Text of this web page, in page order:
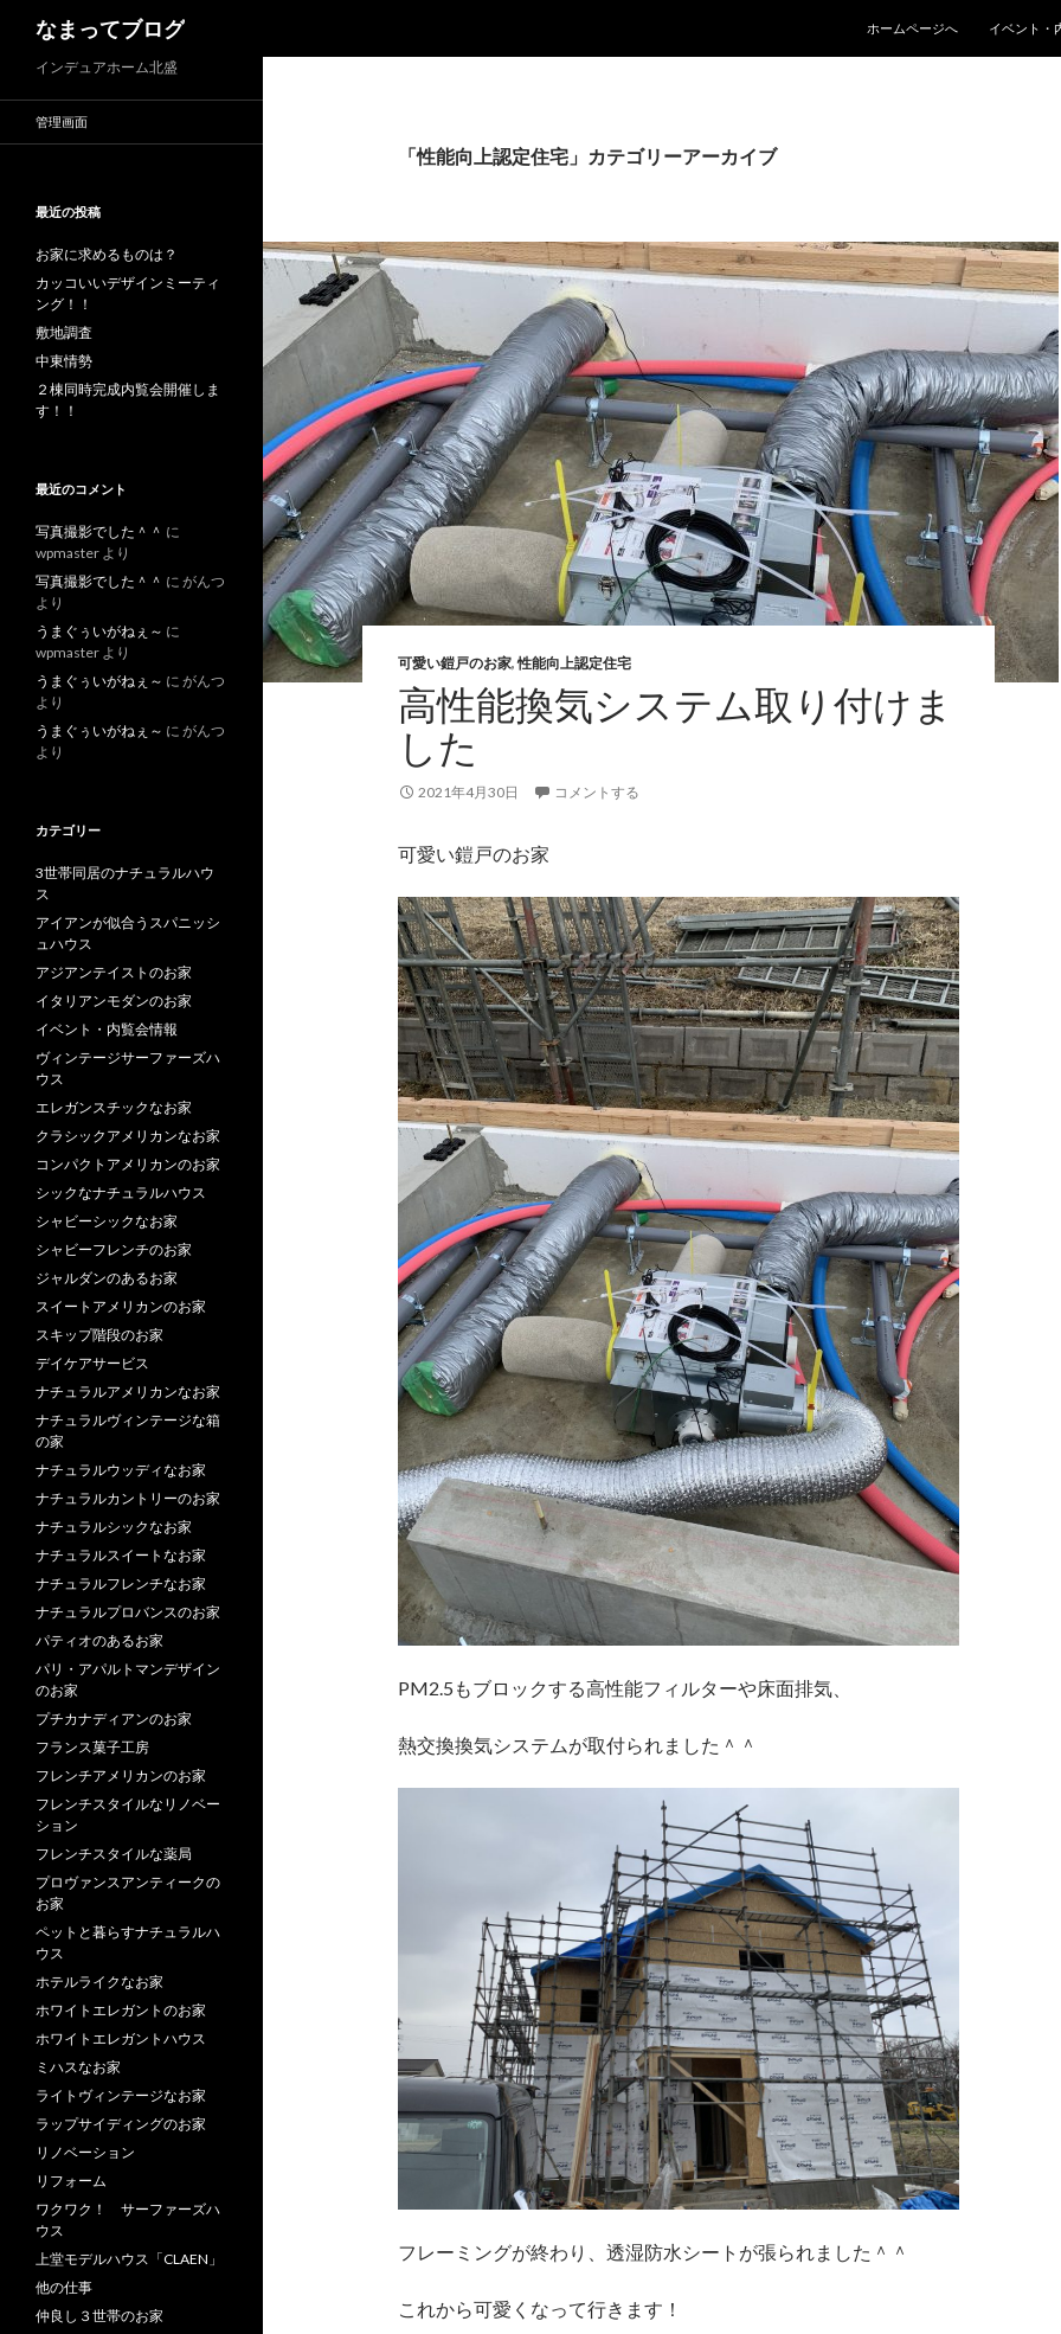
なまってブログ
ホームページへ
イベント・
「性能向上認定住宅」カテゴリーアーカイブ
可愛い鎧戸のお家,性能向上認定住宅
高性能換気システム取り付けま
した
2021年4月30日 コメントする
可愛い鎧戸のお家
PM2.5もブロックする高性能フィルターや床面排気、
熱交換換気システムが取付られました＾＾
フレーミングが終わり、透湿防水シートが張られました＾＾
これから可愛くなって行きます！
インデュアホーム北盛
管理画面
最近の投稿
お家に求めるものは？
カッコいいデザインミーティ
ング！！
敷地調査
中東情勢
２棟同時完成内覧会開催しま
す！！
最近のコメント
写真撮影でした＾＾ に
wpmaster より
写真撮影でした＾＾ に がんつ
より
うまぐぅいがねぇ～ に
wpmaster より
うまぐぅいがねぇ～ に がんつ
より
うまぐぅいがねぇ～ に がんつ
より
カテゴリー
3世帯同居のナチュラルハウ
ス
アイアンが似合うスパニッシ
ュハウス
アジアンテイストのお家
イタリアンモダンのお家
イベント・内覧会情報
ヴィンテージサーファーズハ
ウス
エレガンスチックなお家
クラシックアメリカンなお家
コンパクトアメリカンのお家
シックなナチュラルハウス
シャビーシックなお家
シャビーフレンチのお家
ジャルダンのあるお家
スイートアメリカンのお家
スキップ階段のお家
デイケアサービス
ナチュラルアメリカンなお家
ナチュラルヴィンテージな箱
の家
ナチュラルウッディなお家
ナチュラルカントリーのお家
ナチュラルシックなお家
ナチュラルスイートなお家
ナチュラルフレンチなお家
ナチュラルプロバンスのお家
パティオのあるお家
パリ・アパルトマンデザイン
のお家
プチカナディアンのお家
フランス菓子工房
フレンチアメリカンのお家
フレンチスタイルなリノベー
ション
フレンチスタイルな薬局
プロヴァンスアンティークの
お家
ペットと暮らすナチュラルハ
ウス
ホテルライクなお家
ホワイトエレガントのお家
ホワイトエレガントハウス
ミハスなお家
ライトヴィンテージなお家
ラップサイディングのお家
リノベーション
リフォーム
ワクワク！ サーファーズハ
ウス
上堂モデルハウス「CLAEN」
他の仕事
仲良し３世帯のお家